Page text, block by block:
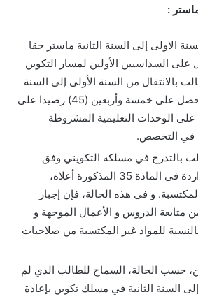
:
الاولى إلى السنة الثانية ماستر حقا
السداسيين الأولين لمسار التكوين
بالانتقال من السنة الأولى إلى السنة
الثانية ماستر، إذا تحصل على خمسة وأربعين (45) رصيدا على
على الوحدات التعليمية المشروطة
في التخصص.
بالتدرج في مسلكه التكويني وفق
شروط الانتقال الواردة في المادة 35 المذكورة أعلاه،
و في هذه الحالة، فإن إجبار
متابعة الدروس و الأعمال الموجهة و
للمواد غير المكتسبة من صلاحيات
حسب الحالة، السماح للطالب الذي لم
السنة الثانية في مسلك تكوين بإعادة